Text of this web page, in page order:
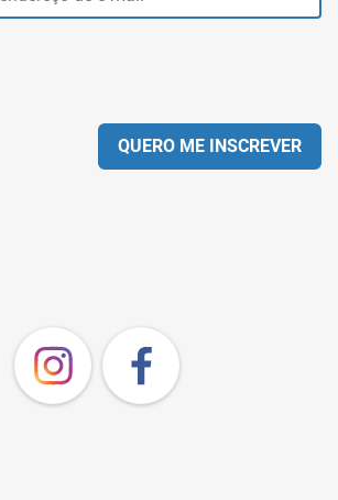
QUERO ME INSCREVER